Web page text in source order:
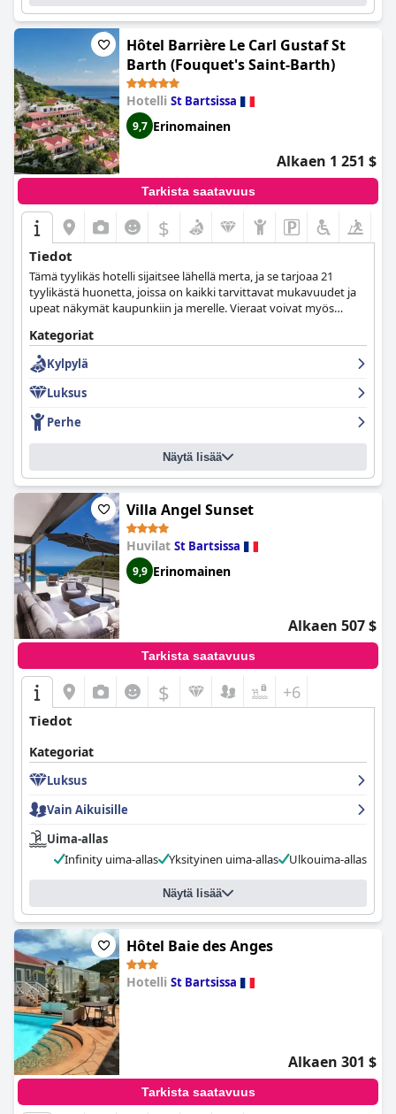
Hôtel Barrière Le Carl Gustaf St
Barth (Fouquet's Saint-Barth)
Hotelli St Bartsissa
9,7 Erinomainen
Alkaen 1 251 $
Tarkista saatavuus
$
Tiedot
Tämä tyylikäs hotelli sijaitsee lähellä merta, ja se tarjoaa 21
tyylikästä huonetta, joissa on kaikki tarvittavat mukavuudet ja
upeat näkymät kaupunkiin ja merelle. Vieraat voivat myös
joogasessiolla ja viettää rentouttavan piknikin meren rannalla.
Kategoriat
Kylpylä
Luksus
Perhe
Näytä lisää
Villa Angel Sunset
Huvilat St Bartsissa
9,9 Erinomainen
Alkaen 507 $
Tarkista saatavuus
$ +6
Tiedot
Kategoriat
Luksus
Vain Aikuisille
Uima-allas
Infinity uima-allas
Yksityinen uima-allas Ulkouima-allas
Näytä lisää
Hôtel Baie des Anges
Hotelli St Bartsissa
Alkaen 301 $
Tarkista saatavuus